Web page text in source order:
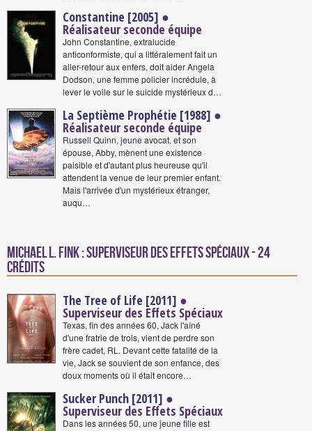
Constantine [2005] ●
Réalisateur seconde équipe
John Constantine, extralucide
anticonformiste, qui a littéralement fait un
aller-retour aux enfers, doit aider Angela
Dodson, une femme policier incrédule, à
lever le voile sur le suicide mystérieux d…
La Septième Prophétie [1988] ●
Réalisateur seconde équipe
Russell Quinn, jeune avocat, et son
épouse, Abby, mènent une existence
paisible et d'autant plus heureuse qu'il
attendent la venue de leur premier enfant.
Mais l'arrivée d'un mystérieux étranger,
auqu…
Michael L. Fink : Superviseur des Effets Spéciaux - 24
crédits
The Tree of Life [2011] ●
Superviseur des Effets Spéciaux
Texas, fin des années 60, Jack l'aîné
d'une fratrie de trois, vient de perdre son
frère cadet, RL. Devant cette fatalité de la
vie, Jack se souvient de son enfance, des
doux moments où il était encore…
Sucker Punch [2011] ●
Superviseur des Effets Spéciaux
Dans les années 50, une jeune fille est